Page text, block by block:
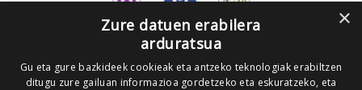
×
Zure datuen erabilera
arduratsua
Gu eta gure bazkideek cookieak eta antzeko teknologiak erabiltzen
ditugu zure gailuan informazioa gordetzeko eta eskuratzeko, eta